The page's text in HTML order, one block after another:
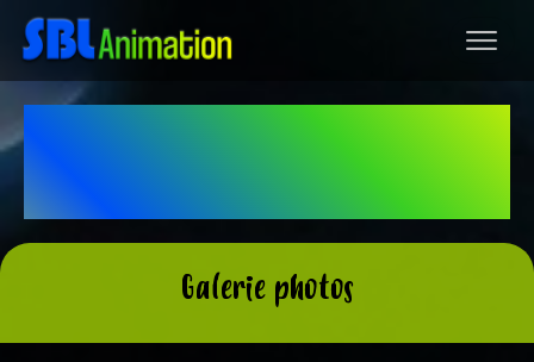
Le partenaire de tous vos
événements
Galerie photos